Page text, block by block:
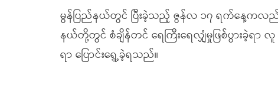
မွန်ပြည်နယ်တွင် ပြီးခဲ့သည့် ဇွန်လ ၁၇ ရက်နေ့ကလည်
နယ်တို့တွင် စံချိန်တင် ရေကြီးရေလျှံမှုဖြစ်ပွားခဲ့ရာ
ရာ ပြောင်းရွှေ့ခဲ့ရသည်။